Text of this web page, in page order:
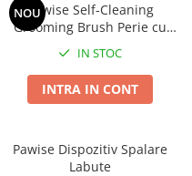
NOUPawise Self-Cleaning
Grooming Brush Perie cu
Pisici
IN STOC
INTRA IN CONT
Pawise Dispozitiv Spalare
Labute